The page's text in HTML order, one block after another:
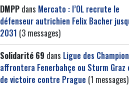
DMPP dans Mercato : l’OL recrute le
défenseur autrichien Felix Bacher
2031 (3 messages)
Solidarité 69 dans Ligue des
affrontera Fenerbahçe ou Sturm Graz
de victoire contre Prague (1 messages)